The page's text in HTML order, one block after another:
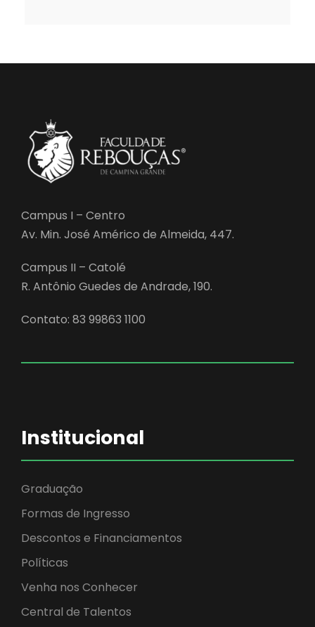
Campus I – Centro
Av. Min. José Américo de Almeida, 447.
Campus II – Catolé
R. Antônio Guedes de Andrade, 190.
Contato: 83 99863 1100
Institucional
Graduação
Formas de Ingresso
Descontos e Financiamentos
Políticas
Venha nos Conhecer
Central de Talentos